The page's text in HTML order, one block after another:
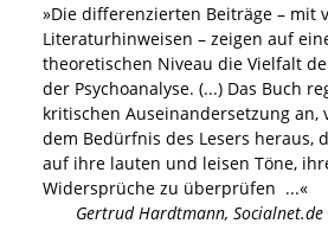
»Die differenzierten Beiträge – mit
Literaturhinweisen – zeigen auf
theoretischen Niveau die Vielfalt
der Psychoanalyse. (...) Das Buch
kritischen Auseinandersetzung an,
dem Bedürfnis des Lesers heraus,
auf ihre lauten und leisen Töne,
Widersprüche zu überprüfen ...«
Gertrud Hardtmann,